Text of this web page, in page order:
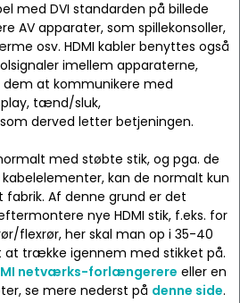
med DVI standarden på billede
AV apparater, som spillekonsoller,
osv. HDMI kabler benyttes også
imellem apparaterne,
at kommunikere med
tænd/sluk,
derved letter betjeningen.
med støbte stik, og pga. de
kan de normalt kun
Af denne grund er det
nye HDMI stik, f.eks. for
flexrør, her skal man op i 35-40
trække igennem med stikket på.
netværks-forlængerere eller en
se mere nederst på denne side.